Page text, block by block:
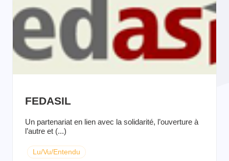
FEDASIL
Un partenariat en lien avec la solidarité, l’ouverture à
l’autre et (...)
Lu/Vu/Entendu